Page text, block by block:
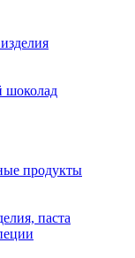
шоколад
продукты
паста